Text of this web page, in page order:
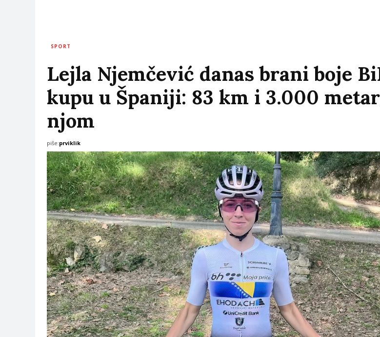
SPORT
Lejla Njemčević danas brani boje
kupu u Španiji: 83 km i 3.000
njom
piše:prviklik